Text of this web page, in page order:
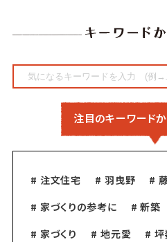
注目のキーワード
# 注文住宅 # 羽曳野 #
# 家づくりの参考に
# 新築
# 家づくり
# 地元愛
# 坪